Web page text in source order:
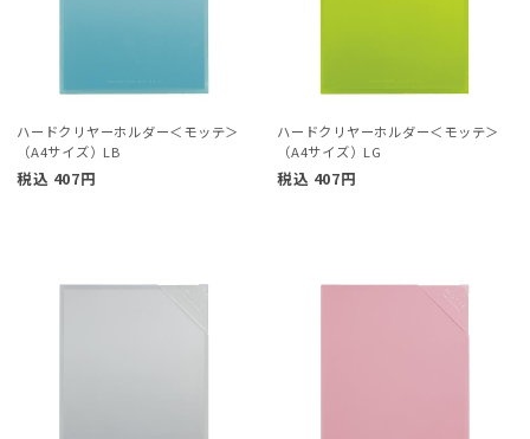
ハードクリヤーホルダー＜モッテ＞
（A4サイズ）LB
税込 407円
ハードクリヤーホルダー＜モッテ＞
（A4サイズ）LG
税込 407円